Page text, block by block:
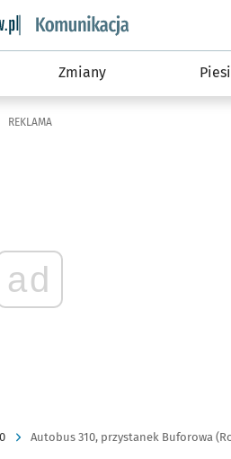
wroclaw.pl podserwis:
Zmiany Piesi
REKLAMA
ad
Autobus 310, przystanek Buforowa